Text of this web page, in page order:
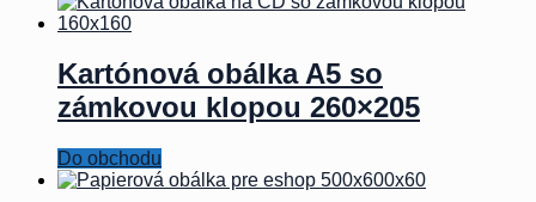
Kartónová obálka A5 so
zámkovou klopou 260×205
Do obchodu